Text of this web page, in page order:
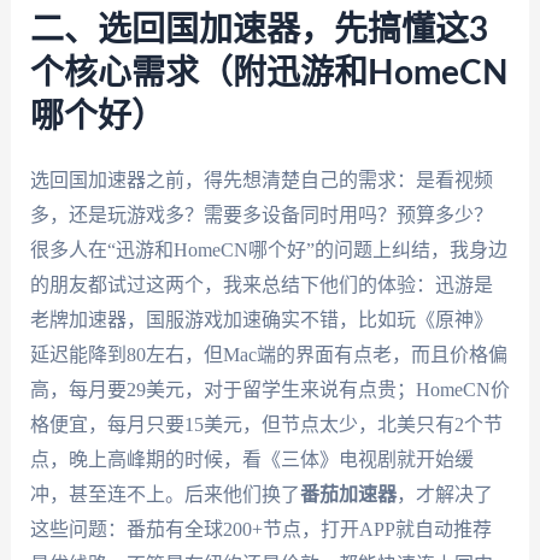
二、选回国加速器，先搞懂这3
个核心需求（附迅游和HomeCN
哪个好）
选回国加速器之前，得先想清楚自己的需求：是看视频
多，还是玩游戏多？需要多设备同时用吗？预算多少？
很多人在“迅游和HomeCN哪个好”的问题上纠结，我身边
的朋友都试过这两个，我来总结下他们的体验：迅游是
老牌加速器，国服游戏加速确实不错，比如玩《原神》
延迟能降到80左右，但Mac端的界面有点老，而且价格偏
高，每月要29美元，对于留学生来说有点贵；HomeCN价
格便宜，每月只要15美元，但节点太少，北美只有2个节
点，晚上高峰期的时候，看《三体》电视剧就开始缓
冲，甚至连不上。后来他们换了番茄加速器，才解决了
这些问题：番茄有全球200+节点，打开APP就自动推荐